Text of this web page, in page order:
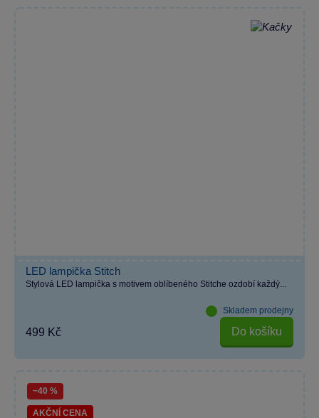
LED lampička Stitch
Stylová LED lampička s motivem oblíbeného Stitche ozdobí každý...
Skladem prodejny
499 Kč Do košíku
−40 %
AKČNÍ CENA